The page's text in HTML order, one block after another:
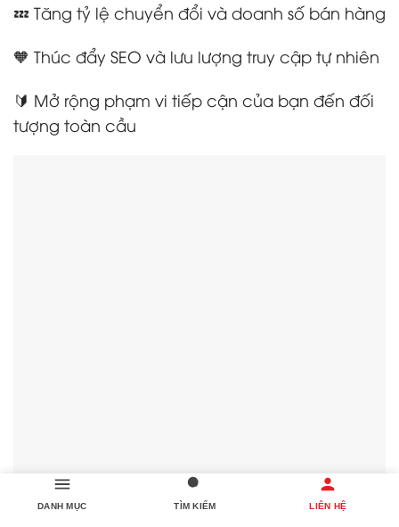
💤 Tăng tỷ lệ chuyển đổi và doanh số bán hàng
🧡 Thúc đẩy SEO và lưu lượng truy cập tự nhiên
🔰 Mở rộng phạm vi tiếp cận của bạn đến đối
tượng toàn cầu
DANH MỤC TÌM KIẾM LIÊN HỆ